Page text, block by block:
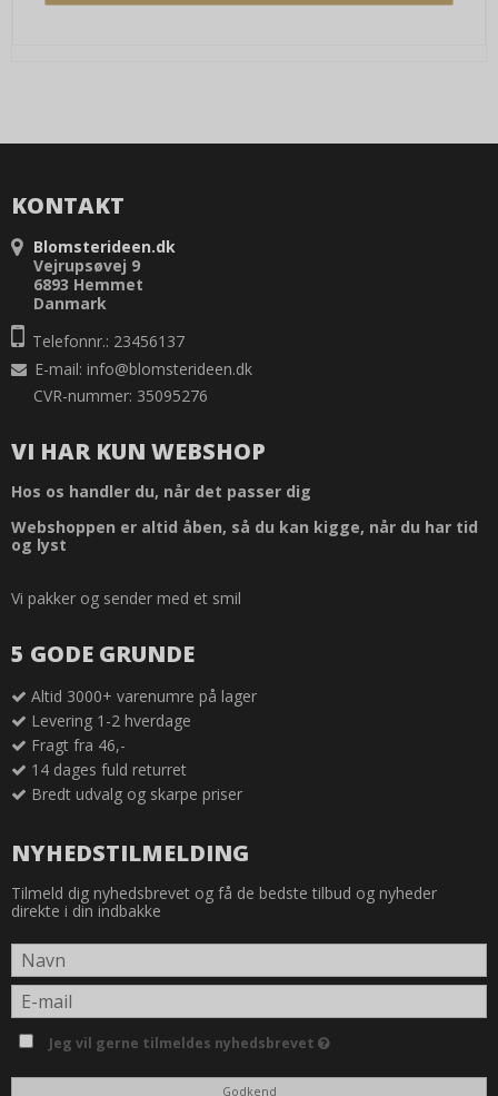
KONTAKT
Blomsterideen.dk
Vejrupsøvej 9
6893 Hemmet
Danmark
Telefonnr.: 23456137
E-mail: info@blomsterideen.dk
CVR-nummer: 35095276
VI HAR KUN WEBSHOP
Hos os handler du, når det passer dig
Webshoppen er altid åben, så du kan kigge, når du har tid
og lyst
Vi pakker og sender med et smil
5 GODE GRUNDE
Altid 3000+ varenumre på lager
Levering 1-2 hverdage
Fragt fra 46,-
14 dages fuld returret
Bredt udvalg og skarpe priser
NYHEDSTILMELDING
Tilmeld dig nyhedsbrevet og få de bedste tilbud og nyheder
direkte i din indbakke
Jeg vil gerne tilmeldes nyhedsbrevet
Godkend